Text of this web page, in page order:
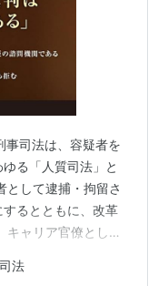
司法は、容疑者を
る「人質司法」と
として逮捕・拘留さ
るとともに、改革
キャリア官僚として
公文書作成・同行
法